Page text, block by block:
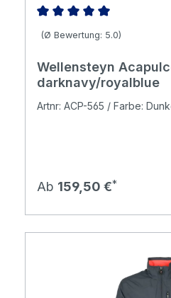
Durchschnittliche
(Ø Bewertung: 5.0)
Wellensteyn
darknavy/royalblue
Artnr: ACP-565 / Farbe:
Regulärer Preis:
Ab 159,50 €